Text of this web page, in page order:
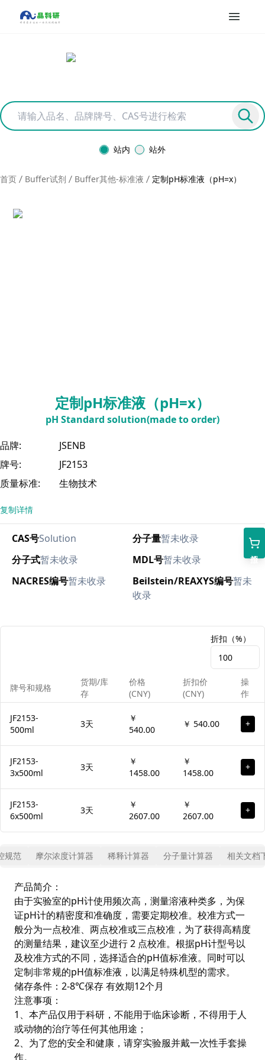
站内 站外
首页 Buffer试剂 Buffer其他-标准液 定制pH标准液（pH=x）
定制pH标准液（pH=x）
pH Standard solution(made to order)
品牌:
JSENB
牌号:
JF2153
质量标准:
生物技术
复制详情
CAS号Solution 分子量暂未收录
分子式暂未收录 MDL号暂未收录
NACRES编号暂未收录 Beilstein/REAXYS编号暂未
收录
折扣（%）
牌号和规格
货期/库
存
价格
(CNY)
折扣价
(CNY)
操
作
JF2153-
500ml
3天
￥
540.00
￥ 540.00 +
JF2153-
3x500ml
3天
￥
1458.00
￥
1458.00
+
JF2153-
6x500ml
3天
￥
2607.00
￥
2607.00
+
规范 摩尔浓度计算器 稀释计算器 分子量计算器 相关文档
产品简介：
由于实验室的pH计使用频次高，测量溶液种类多，为保
证pH计的精密度和准确度，需要定期校准。校准方式一
般分为一点校准、两点校准或三点校准，为了获得高精度
的测量结果，建议至少进行 2 点校准。根据pH计型号以
及校准方式的不同，选择适合的pH值标准液。同时可以
定制非常规的pH值标准液，以满足特殊机型的需求。
储存条件：2-8℃保存 有效期12个月
注意事项：
1、本产品仅用于科研，不能用于临床诊断，不得用于人
或动物的治疗等任何其他用途；
2、为了您的安全和健康，请穿实验服并戴一次性手套操
作。